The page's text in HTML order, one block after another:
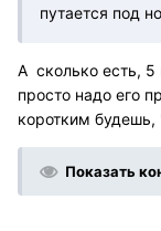
путается под
А сколько есть, 5
просто надо его
коротким будешь,
Показать